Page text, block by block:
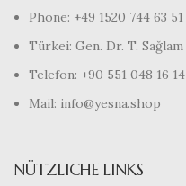
Phone: +49 1520 744 63 51
Türkei: Gen. Dr. T.
Telefon: +90 551 048 16 14
Mail: info@yesna.shop
NÜTZLICHE LINKS